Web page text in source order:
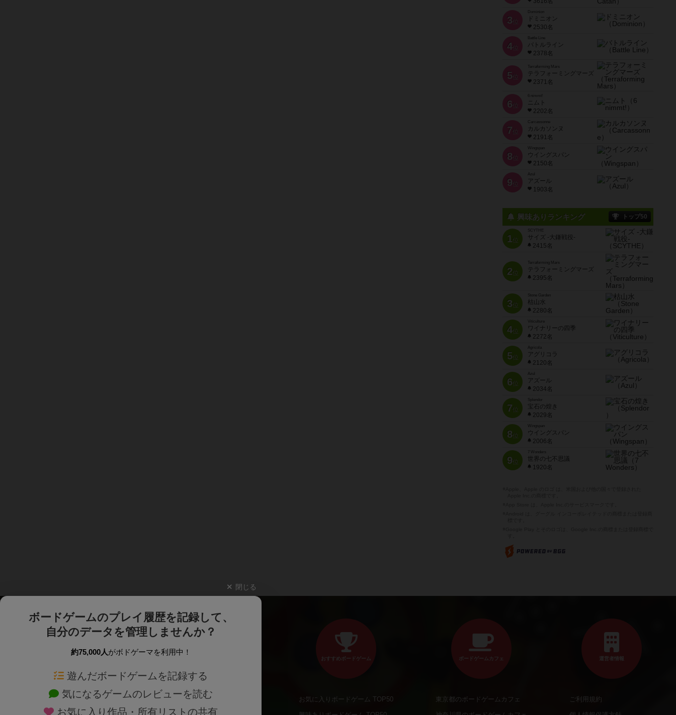
3 位
ドミニオン
2530名
4位
Battle Line
バトルライン
2378名
5 位
Terraforming Mars
テラフォーミングマーズ
2371名
6 位
ニムト
2202名
7 位
Carcassonne
カルカソンヌ
2191名
8 位
Wingspan
ウイングスパン
2150名
9 位
Azul
アズール
1903名
興味ありランキング トップ50
1位
SCYTHE
サイズ -大鎌戦役-
2415名
2位
Terraforming Mars
テラフォーミングマーズ
2395名
3位
Stone Garden
枯山水
2280名
4位
Viticulture
ワイナリーの四季
2272名
5位
Agricola
アグリコラ
2120名
6位
Azul
アズール
2034名
7位
宝石の煌き
2029名
8位
Wingspan
ウイングスパン
2006名
9位
7 Wonders
世界の七不思議
1920名
閉じる
ボードゲームのプレイ履歴を記録して、
自分のデータを管理しませんか？
約75,000人がボドゲーマを利用中！
遊んだボードゲームを記録する
気になるゲームのレビューを読む
お気に入り作品・所有リストの共有
ボードゲームを検索する 新作・再入荷情報
おすすめボードゲーム
お気に入りボードゲーム TOP50
ボードゲームカフェ
東京都のボードゲームカフェ
運営者情報
ご利用規約